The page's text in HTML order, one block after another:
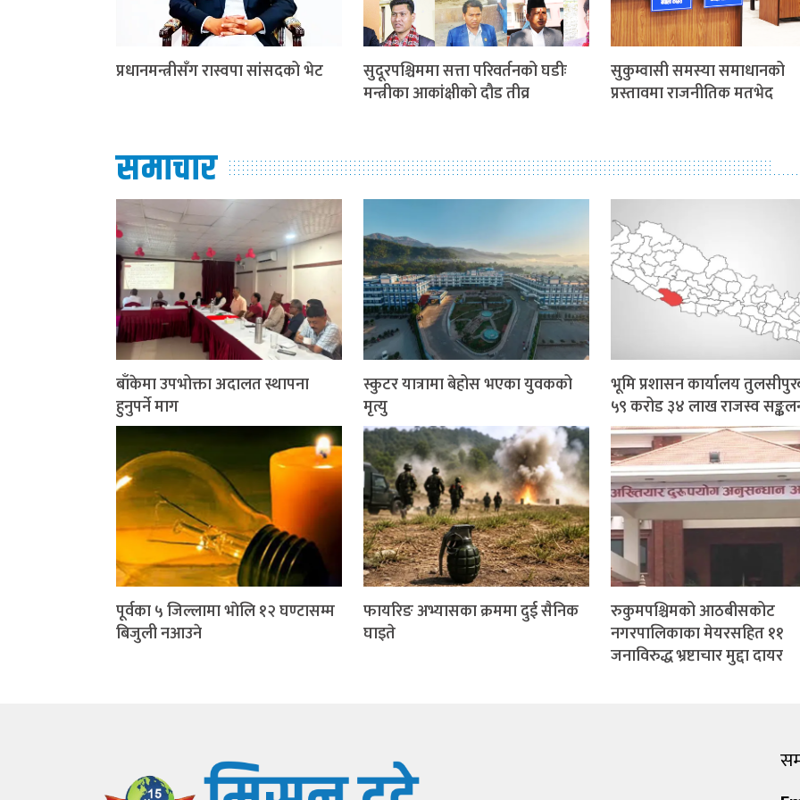
प्रधानमन्त्रीसँग रास्वपा सांसदको भेट
सुदूरपश्चिममा सत्ता परिवर्तनको घडीः
मन्त्रीका आकांक्षीको दौड तीव्र
सुकुम्वासी समस्या समाधानको
प्रस्तावमा राजनीतिक मतभेद
समाचार
बाँकेमा उपभोक्ता अदालत स्थापना
हुनुपर्ने माग
स्कुटर यात्रामा बेहोस भएका युवकको
मृत्यु
भूमि प्रशासन कार्यालय
५९ करोड ३४ लाख राजस्व
पूर्वका ५ जिल्लामा भाेलि १२ घण्टासम्म
बिजुली नआउने
फायरिङ अभ्यासका क्रममा दुई सैनिक
घाइते
रुकुमपश्चिमको आठबीसकोट
नगरपालिकाका मेयरसहित ११
जनाविरुद्ध भ्रष्टाचार मुद्दा दायर